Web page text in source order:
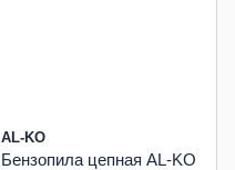
AL-KO
Бензопила цепная AL-KO